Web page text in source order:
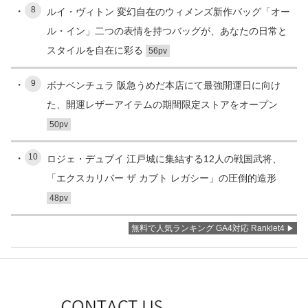
8
ルイ・ヴィトン 変幻自在のウィメンズ新作バッグ「オー
ル・イン」二つの表情を持つバッグが、あなたの日常と
スタイルを自在に彩る
56pv
9
ボナベンチュラ 阪急うめだ本店にて最強開運日に向け
た、開運レザーアイテムの期間限定ストアをオープン
50pv
10
ロジェ・デュブイ 江戸城に集結する12人の戦国武将、
「エクスカリバー ザ カブト レガシー」の圧倒的造形
48pv
無料で人気ランキング GA4対応 Ranklet4